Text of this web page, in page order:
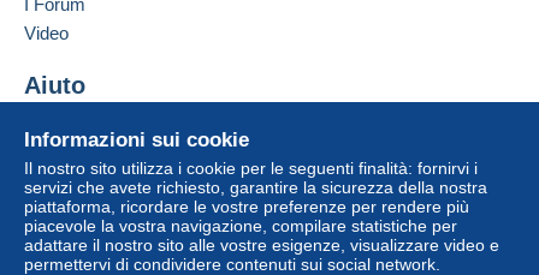
dell'acquirente.
clausole relative al pagamento, queste sono da
considerarsi nulle e non dovute. Le condizioni di
pagamento del sito Delcampe, definite nelle
Gli acquisti devono essere pagati entro14 giorni
dal ricevimento della richiesta di pagamento del
venditore.
Informazioni sui cookie
Il nostro sito utilizza i cookie per le seguenti finalità: fornirvi i
servizi che avete richiesto, garantire la sicurezza della nostra
piattaforma, ricordare le vostre preferenze per rendere più
piacevole la vostra navigazione, compilare statistiche per
adattare il nostro sito alle vostre esigenze, visualizzare video e
permettervi di condividere contenuti sui social network.
I Forum
Video
Aiuto
Acquistare su Delcampe
Vendere su Delcampe
Un sito sicuro